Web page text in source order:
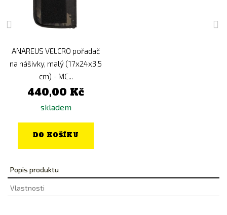
ANAREUS VELCRO pořadač
na nášivky, malý (17x24x3,5
cm) - MC...
440,00 Kč
skladem
DO KOŠÍKU
Popis produktu
Vlastnosti